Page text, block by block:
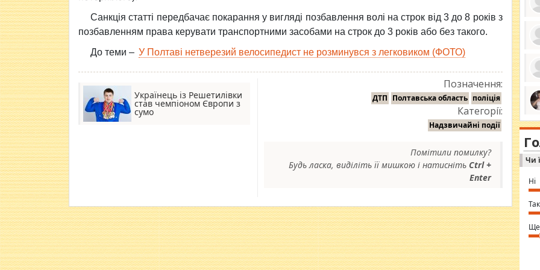
Санкція статті передбачає покарання у вигляді позбавлення волі на строк від 3 до 8 років з
позбавленням права керувати транспортними засобами на строк до 3 років або без такого.
До теми – У Полтаві нетверезий велосипедист не розминувся з легковиком (ФОТО)
Українець із Решетилівки
став чемпіоном Європи з
сумо
Позначення:
ДТП Полтавська область поліція
Категорії:
Надзвичайні події
Помітили помилку?
Будь ласка, виділіть її мишкою і натисніть Ctrl +
Enter
за
ми
in
⇒
Чи
Ні
Так
Ще